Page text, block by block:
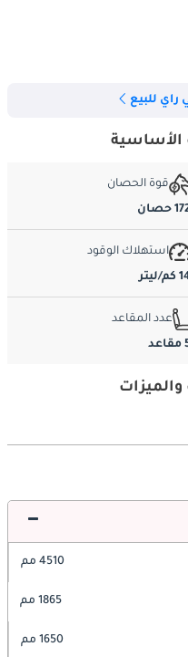
للبيع
قوة الحصان
حصان
استهلاك الوقود
ليتر
عدد المقاعد
4510 مم
1865 مم
1650 مم